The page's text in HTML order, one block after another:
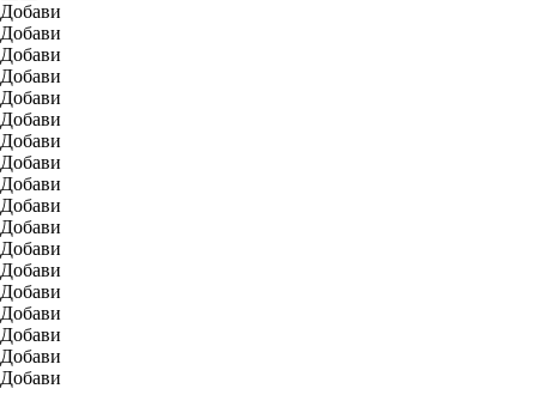
Добави
Добави
Добави
Добави
Добави
Добави
Добави
Добави
Добави
Добави
Добави
Добави
Добави
Добави
Добави
Добави
Добави
Добави